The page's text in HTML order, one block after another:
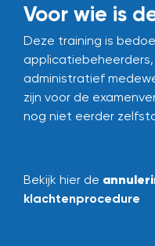
Voor wie is
Deze training is
administratief
zijn voor de
nog niet eerder
Bekijk hier de
klachtenprocedure